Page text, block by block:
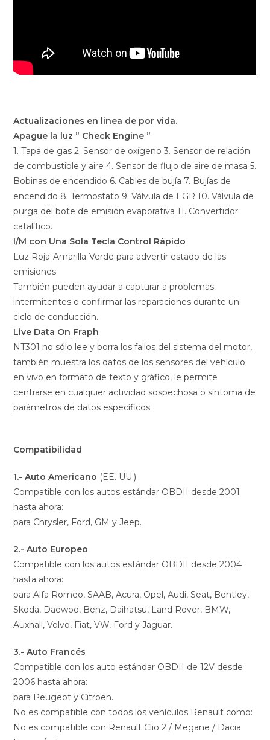
Actualizaciones en linea de por vida.
Apague la luz ” Check Engine ”
1. Tapa de gas 2. Sensor de oxígeno 3. Sensor de relación
de combustible y aire 4. Sensor de flujo de aire de masa 5.
Bobinas de encendido 6. Cables de bujía 7. Bujías de
encendido 8. Termostato 9. Válvula de EGR 10. Válvula de
purga del bote de emisión evaporativa 11. Convertidor
catalítico.
I/M con Una Sola Tecla Control Rápido
Luz Roja-Amarilla-Verde para advertir estado de las
emisiones.
También pueden ayudar a capturar a problemas
intermitentes o confirmar las reparaciones durante un
ciclo de conducción.
Live Data On Fraph
NT301 no sólo lee y borra los fallos del sistema del motor,
también muestra los datos de los sensores del vehículo
en vivo en formato de texto y gráfico, le permite
centrarse en cualquier actividad sospechosa o síntoma de
parámetros de datos específicos.
Compatibilidad
1.- Auto Americano (EE. UU.)
Compatible con los autos estándar OBDII desde 2001
hasta ahora:
para Chrysler, Ford, GM y Jeep.
2.- Auto Europeo
Compatible con los autos estándar OBDII desde 2004
hasta ahora:
para Alfa Romeo, SAAB, Acura, Opel, Audi, Seat, Bentley,
Skoda, Daewoo, Benz, Daihatsu, Land Rover, BMW,
Auxhall, Volvo, Fiat, VW, Ford y Jaguar.
3.- Auto Francés
Compatible con los auto estándar OBDII de 12V desde
2006 hasta ahora:
para Peugeot y Citroen.
No es compatible con todos los vehículos Renault como:
No es compatible con Renault Clio 2 / Megane / Dacia